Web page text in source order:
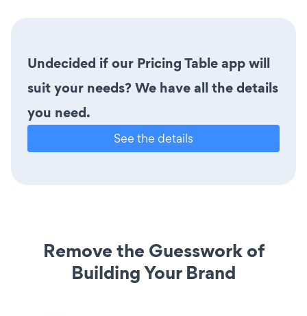
Undecided if our Pricing Table app will
suit your needs? We have all the details
you need.
See the details
Remove the Guesswork of
Building Your Brand